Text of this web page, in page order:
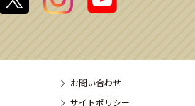
お問い合わせ
サイトポリシー